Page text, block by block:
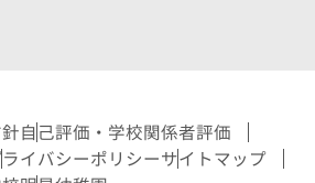
自己評価・学校関係者評価
ライバシーポリシーサイトマップ